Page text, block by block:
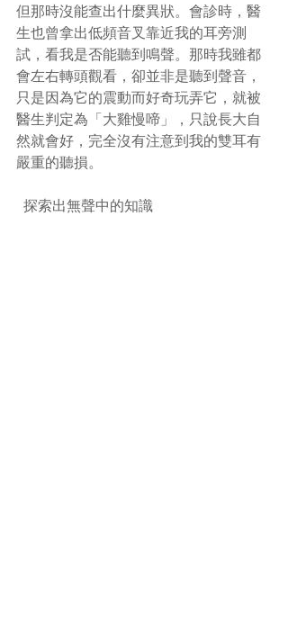
但那時沒能查出什麼異狀。會診時，醫
生也曾拿出低頻音叉靠近我的耳旁測
試，看我是否能聽到鳴聲。那時我雖都
會左右轉頭觀看，卻並非是聽到聲音，
只是因為它的震動而好奇玩弄它，就被
醫生判定為「大雞慢啼」，只說長大自
然就會好，完全沒有注意到我的雙耳有
嚴重的聽損。
  探索出無聲中的知識